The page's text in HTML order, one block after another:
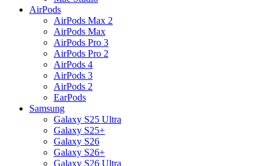
AirPods
AirPods Max 2
AirPods Max
AirPods Pro 3
AirPods Pro 2
AirPods 4
AirPods 3
AirPods 2
EarPods
Samsung
Galaxy S25 Ultra
Galaxy S25+
Galaxy S26
Galaxy S26+
Galaxy S26 Ultra